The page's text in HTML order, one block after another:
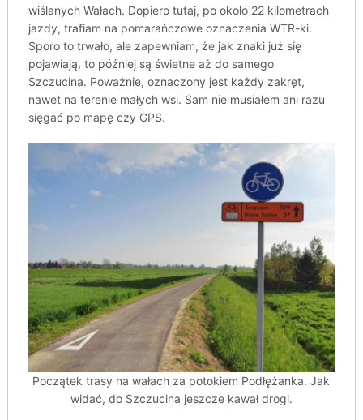
wiślanych Wałach. Dopiero tutaj, po około 22 kilometrach
jazdy, trafiam na pomarańczowe oznaczenia WTR-ki.
Sporo to trwało, ale zapewniam, że jak znaki już się
pojawiają, to później są świetne aż do samego
Szczucina. Poważnie, oznaczony jest każdy zakręt,
nawet na terenie małych wsi. Sam nie musiałem ani razu
sięgać po mapę czy GPS.
Początek trasy na wałach za potokiem Podłężanka. Jak
widać, do Szczucina jeszcze kawał drogi.